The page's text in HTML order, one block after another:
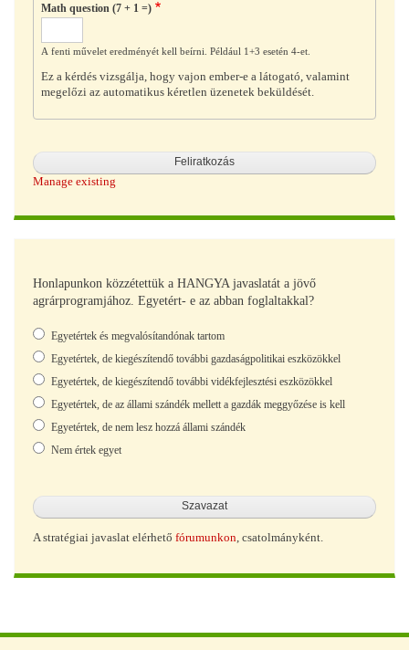
Math question (7 + 1 =)
A fenti művelet eredményét kell beírni. Például 1+3 esetén 4-et.
Ez a kérdés vizsgálja, hogy vajon ember-e a látogató, valamint
megelőzi az automatikus kéretlen üzenetek beküldését.
Manage existing
Honlapunkon közzétettük a HANGYA javaslatát a jövő
agrárprogramjához. Egyetért- e az abban foglaltakkal?
Választások
Egyetértek és megvalósítandónak tartom
Egyetértek, de kiegészítendő további gazdaságpolitikai eszközökkel
Egyetértek, de kiegészítendő további vidékfejlesztési eszközökkel
Egyetértek, de az állami szándék mellett a gazdák meggyőzése is kell
Egyetértek, de nem lesz hozzá állami szándék
Nem értek egyet
A stratégiai javaslat elérhető fórumunkon , csatolmányként.